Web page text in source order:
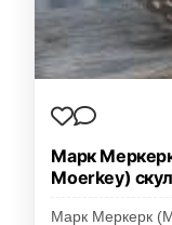
Марк
Moerkey)
Марк Меркерк